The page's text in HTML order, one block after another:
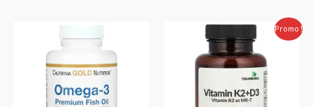
Promo !
Le
prix
initial
était :
320.00 Dhs.
Le
prix
actuel
est :
280.00 Dhs.